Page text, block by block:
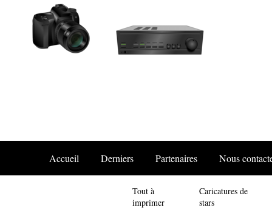
Accueil Derniers Partenaires Nous
Tout à
imprimer
Caricatures de
stars